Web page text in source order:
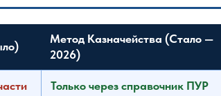
Метод Казначейства (Стало —
2026)
Только через справочник ПУР